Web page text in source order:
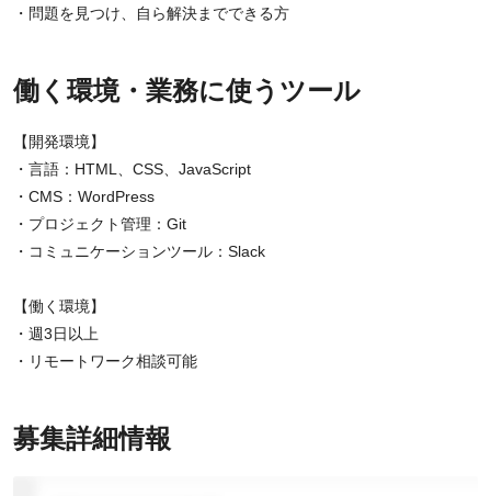
・問題を見つけ、自ら解決までできる方
働く環境・業務に使うツール
【開発環境】
・言語：HTML、CSS、JavaScript
・CMS：WordPress
・プロジェクト管理：Git
・コミュニケーションツール：Slack
【働く環境】
・週3日以上
・リモートワーク相談可能
募集詳細情報